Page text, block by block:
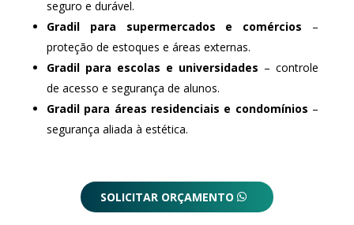
seguro e durável.
Gradil para supermercados e comércios –
proteção de estoques e áreas externas.
Gradil para escolas e universidades – controle
de acesso e segurança de alunos.
Gradil para áreas residenciais e condomínios –
segurança aliada à estética.
SOLICITAR ORÇAMENTO